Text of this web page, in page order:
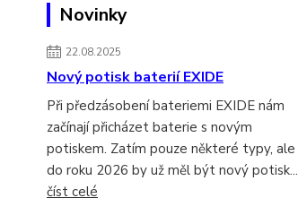
Novinky
22.08.2025
Nový potisk baterií EXIDE
Při předzásobení bateriemi EXIDE nám
začínají přicházet baterie s novým
potiskem. Zatím pouze některé typy, ale
do roku 2026 by už měl být nový potisk...
číst celé